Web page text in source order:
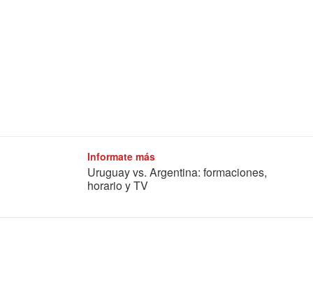
Informate más
Uruguay vs. Argentina: formaciones,
horario y TV